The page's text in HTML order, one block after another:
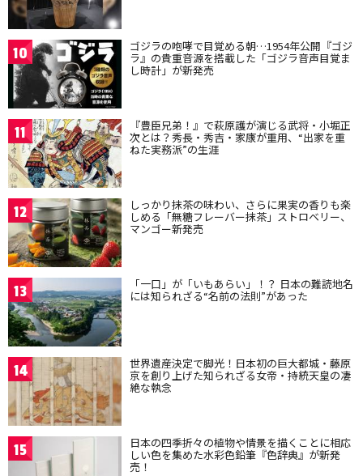
10 ゴジラの咆哮で目覚める朝…1954年公開『ゴジ
ラ』の貴重音源を搭載した「ゴジラ音声目覚ま
し時計」が新発売
11 『豊臣兄弟！』で萩原護が演じる武将・小堀正
次とは？秀長・秀吉・家康が重用、“出家を重
ねた実務派”の生涯
12 しっかり抹茶の味わい、さらに果実の香りも楽
しめる「無糖フレーバー抹茶」ストロベリー、
マンゴー新発売
13 「一口」が「いもあらい」！？ 日本の難読地名
には知られざる“名前の法則”があった
14 世界遺産決定で脚光！日本初の巨大都城・藤原
京を創り上げた知られざる女帝・持統天皇の凄
絶な執念
15 日本の四季折々の植物や情景を描くことに相応
しい色を集めた水彩色鉛筆『色辞典』が新発
売！